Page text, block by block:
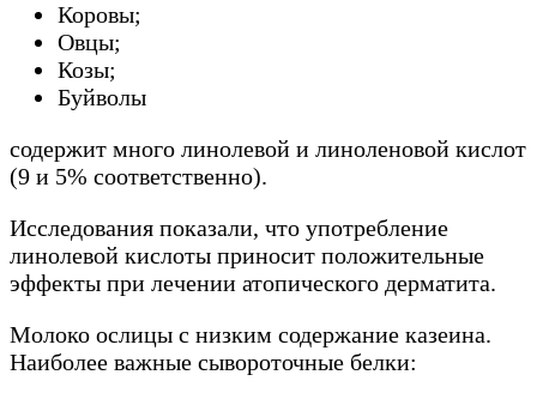
Коровы;
Овцы;
Козы;
Буйволы
содержит много линолевой и линоленовой кислот
(9 и 5% соответственно).
Исследования показали, что употребление
линолевой кислоты приносит положительные
эффекты при лечении атопического дерматита.
Молоко ослицы с низким содержание казеина.
Наиболее важные сывороточные белки: